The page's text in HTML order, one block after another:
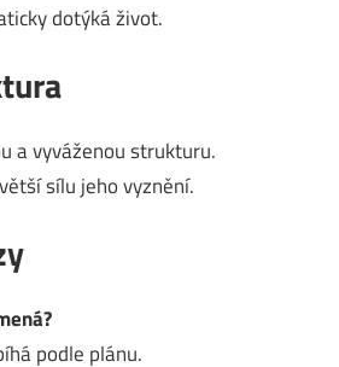
dotýká život.
a vyváženou strukturu.
sílu jeho vyznění.
podle plánu.